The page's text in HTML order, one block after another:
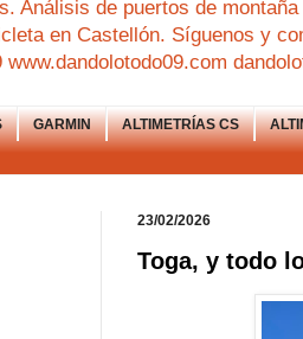
Análisis de puertos de
en Castellón. Síguenos y
GARMIN ALTIMETRÍAS CS
23/02/2026
Toga, y todo